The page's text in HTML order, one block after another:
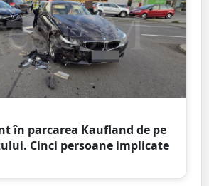
în parcarea Kaufland de pe
Cinci persoane implicate